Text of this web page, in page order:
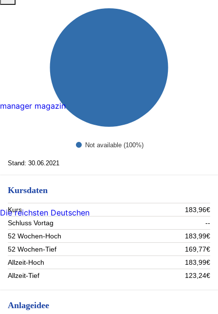
Not available (100%)
Stand: 30.06.2021
Kursdaten
Kurs
183,96€
Schluss Vortag
--
52 Wochen-Hoch
183,99€
52 Wochen-Tief
169,77€
Allzeit-Hoch
183,99€
Allzeit-Tief
123,24€
Anlageidee
manager magazin
Die reichsten Deutschen